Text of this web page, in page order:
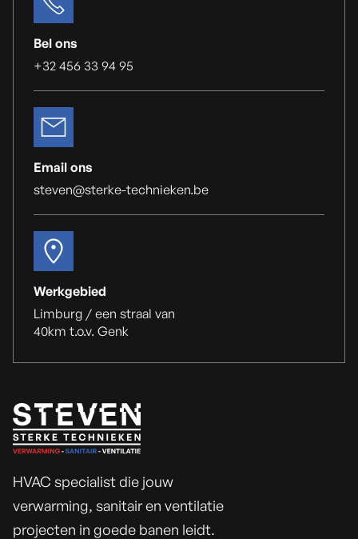
Bel ons
+32 456 33 94 95
Email ons
steven@sterke-technieken.be
Werkgebied
Limburg / een straal van
40km t.o.v. Genk
HVAC specialist die jouw
verwarming, sanitair en ventilatie
projecten in goede banen leidt.